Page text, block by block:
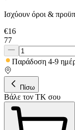
Ισχύουν όροι &
€16
77
Παράδοση 4-9
Πίσω
Βάλε τον ΤΚ σου